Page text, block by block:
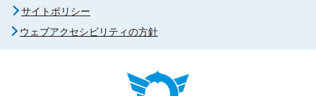
サイトポリシー
ウェブアクセシビリティの方針